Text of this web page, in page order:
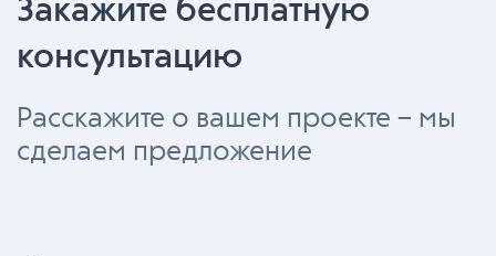
Закажите бесплатную
консультацию
Расскажите о вашем проекте – мы
сделаем предложение